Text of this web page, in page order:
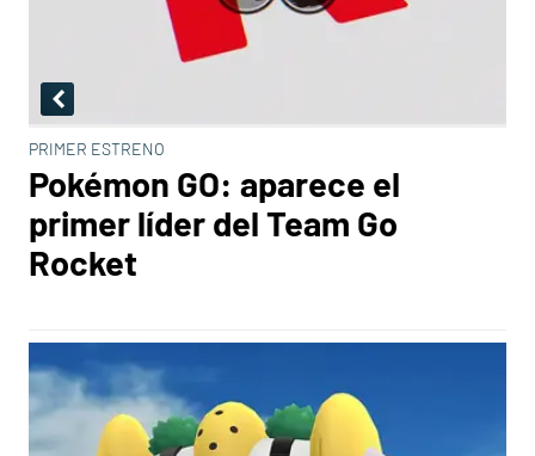
PRIMER ESTRENO
Pokémon GO: aparece el
primer líder del Team Go
Rocket